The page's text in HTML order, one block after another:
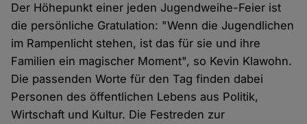
Der Höhepunkt einer jeden Jugendweihe-Feier ist
die persönliche Gratulation: "Wenn die Jugendlichen
im Rampenlicht stehen, ist das für sie und ihre
Familien ein magischer Moment", so Kevin Klawohn.
Die passenden Worte für den Tag finden dabei
Personen des öffentlichen Lebens aus Politik,
Wirtschaft und Kultur. Die Festreden zur